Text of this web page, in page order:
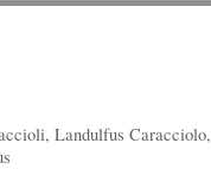
Landulfus Caracciolo,